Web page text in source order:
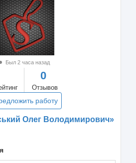
Был 2 часа назад
0
Отзывов
работу
Олег Володимирович»